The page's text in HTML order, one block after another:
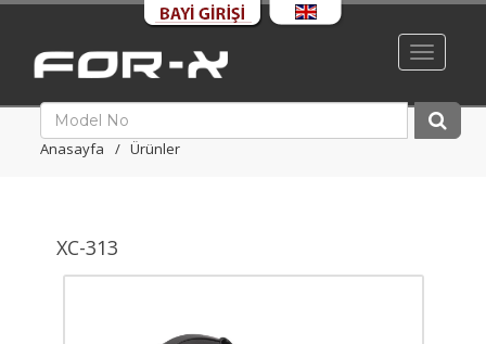
Toggle
Anasayfa Ürünler
XC-313